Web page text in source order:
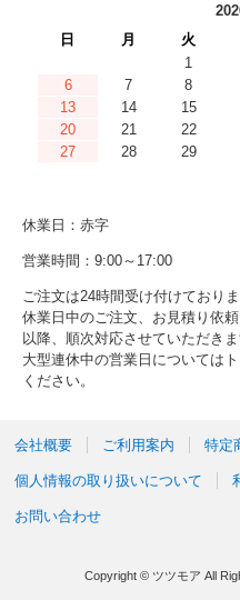
日
月 火
1
6
7 8
13
14 15
20
21 22
27
28 29
休業日：赤字
営業時間：9:00～17:00
ご注文は24時間受け付けておりま
休業日中のご注文、お見積り依
以降、順次対応させていただき
大型連休中の営業日については
ください。
会社概要 ご利用案内 特定
個人情報の取り扱いについて
お問い合わせ
Copyright © ツツモア All